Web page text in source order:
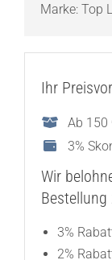
Marke: Top
Ihr
Ab 150
3%
Wir
3%
2%